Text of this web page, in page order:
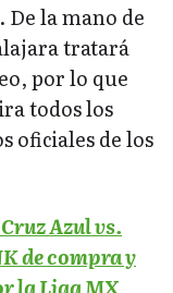
De la mano de
tratará
por lo que
todos los
oficiales de los
Azul vs.
de compra y
la Liga MX